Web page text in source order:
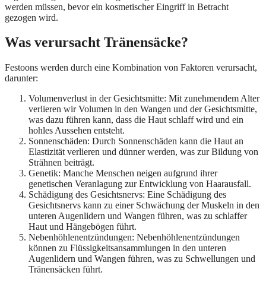
werden müssen, bevor ein kosmetischer Eingriff in Betracht
gezogen wird.
Was verursacht Tränensäcke?
Festoons werden durch eine Kombination von Faktoren verursacht,
darunter:
Volumenverlust in der Gesichtsmitte: Mit zunehmendem Alter
verlieren wir Volumen in den Wangen und der Gesichtsmitte,
was dazu führen kann, dass die Haut schlaff wird und ein
hohles Aussehen entsteht.
Sonnenschäden: Durch Sonnenschäden kann die Haut an
Elastizität verlieren und dünner werden, was zur Bildung von
Strähnen beiträgt.
Genetik: Manche Menschen neigen aufgrund ihrer
genetischen Veranlagung zur Entwicklung von Haarausfall.
Schädigung des Gesichtsnervs: Eine Schädigung des
Gesichtsnervs kann zu einer Schwächung der Muskeln in den
unteren Augenlidern und Wangen führen, was zu schlaffer
Haut und Hängebögen führt.
Nebenhöhlenentzündungen: Nebenhöhlenentzündungen
können zu Flüssigkeitsansammlungen in den unteren
Augenlidern und Wangen führen, was zu Schwellungen und
Tränensäcken führt.